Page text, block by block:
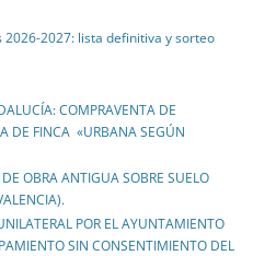
2026-2027: lista definitiva y sorteo
COMPRAVENTA DE
DE FINCA «URBANA SEGÚN
OBRA ANTIGUA SOBRE SUELO
POR EL AYUNTAMIENTO
SIN CONSENTIMIENTO DEL